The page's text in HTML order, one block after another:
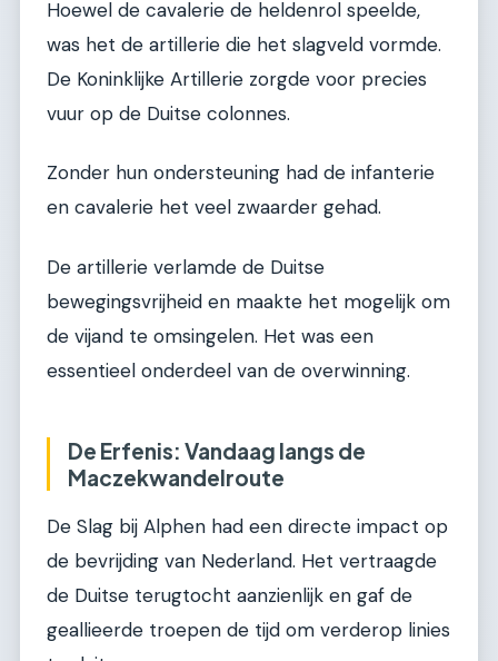
Hoewel de cavalerie de heldenrol speelde,
was het de artillerie die het slagveld vormde.
De Koninklijke Artillerie zorgde voor precies
vuur op de Duitse colonnes.
Zonder hun ondersteuning had de infanterie
en cavalerie het veel zwaarder gehad.
De artillerie verlamde de Duitse
bewegingsvrijheid en maakte het mogelijk om
de vijand te omsingelen. Het was een
essentieel onderdeel van de overwinning.
De Erfenis: Vandaag langs de
Maczekwandelroute
De Slag bij Alphen had een directe impact op
de bevrijding van Nederland. Het vertraagde
de Duitse terugtocht aanzienlijk en gaf de
geallieerde troepen de tijd om verderop linies